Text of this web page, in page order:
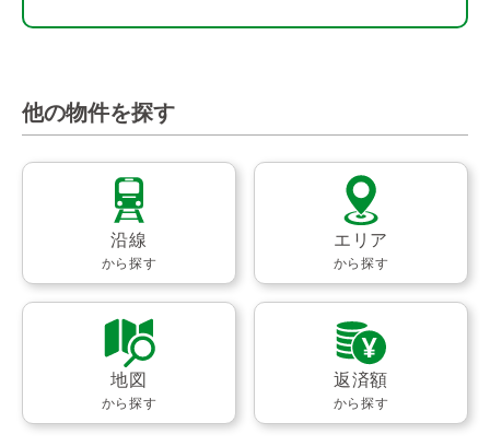
他の物件を探す
沿線
から探す
エリア
から探す
地図
から探す
返済額
から探す